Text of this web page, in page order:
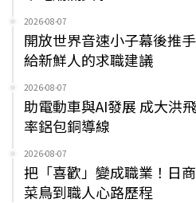
2026-08-07
開放世界音速小子幕後推
給新鮮人的求職建議
2026-08-07
助電動車與AI發展 成大洪
率鋁包銅導線
2026-08-07
把「喜歡」變成職業！日
菜鳥到職人心路歷程